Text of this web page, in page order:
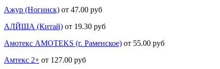
Ажур (Ногинск) от 47.00 руб
АЛЙША (Китай) от 19.30 руб
Амотекс AMOTEKS (г. Раменское) от 55.00 руб
Амтекс 2+ от 127.00 руб